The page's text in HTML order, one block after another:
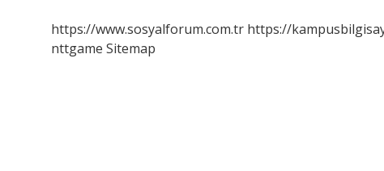
https://www.sosyalforum.com.tr https://
nttgame Sitemap